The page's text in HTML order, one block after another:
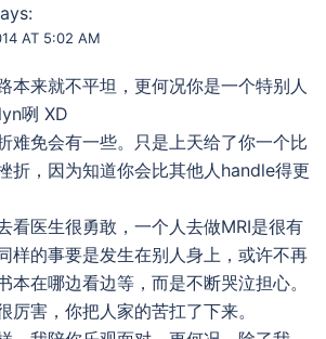
AT 5:02 AM
本来就不平坦，更何况你是一个特别人
咧 XD
难免会有一些。只是上天给了你一个比
折，因为知道你会比其他人handle得更
看医生很勇敢，一个人去做MRI是很有
样的事要是发生在别人身上，或许不再
本在哪边看边等，而是不断哭泣担心。
厉害，你把人家的苦扛了下来。